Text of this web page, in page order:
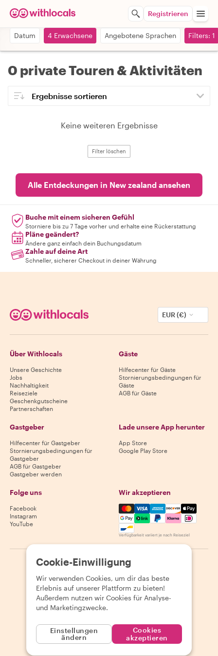
Registrieren
Datum 4 Erwachsene Angebotene Sprachen Filters: 1
0 private Touren & Aktivitäten
Keine weiteren Ergebnisse
Filter löschen
Alle Entdeckungen in New zealand ansehen
Buche mit einem sicheren Gefühl
Storniere bis zu 7 Tage vorher und erhalte eine Rückerstattung
Pläne geändert?
Ändere ganz einfach dein Buchungsdatum
Zahle auf deine Art
Schneller, sicherer Checkout in deiner Währung
EUR (€)
Über Withlocals
Unsere Geschichte
Jobs
Nachhaltigkeit
Reiseziele
Geschenkgutscheine
Partnerschaften
Gäste
Hilfecenter für Gäste
Stornierungsbedingungen für
Gäste
AGB für Gäste
Gastgeber
Hilfecenter für Gastgeber
Stornierungsbedingungen für
Gastgeber
AGB für Gastgeber
Gastgeber werden
Lade unsere App herunter
App Store
Google Play Store
Folge uns
Facebook
Instagram
YouTube
Wir akzeptieren
Mastercard, Visa, Amex,
Verfügbarkeit variiert je nach Reiseziel
2026 Withlocals.com | Datenschutzerklärung
Seitenübersicht
Cookie-Einwilligung
Wir verwenden Cookies, um dir das beste
Erlebnis auf unserer Plattform zu bieten!
Außerdem nutzen wir Cookies für Analyse-
und Marketingzwecke.
Einstellungen
ändern
Cookies
akzeptieren